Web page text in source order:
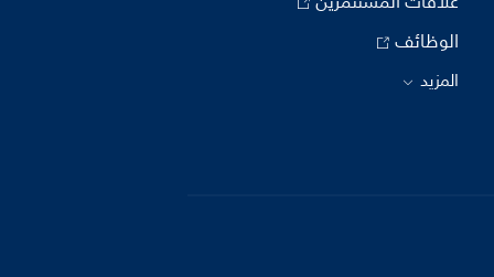
الوظائف
المزيد